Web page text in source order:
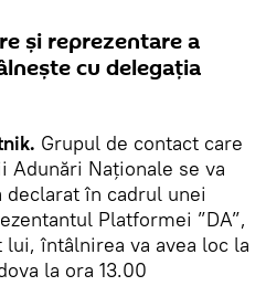
şi reprezentare a
cu delegația
Grupul de contact care
Adunări Naționale se va
declarat în cadrul unei
Platformei ”DA”,
întâlnirea va avea loc la
la ora 13.00